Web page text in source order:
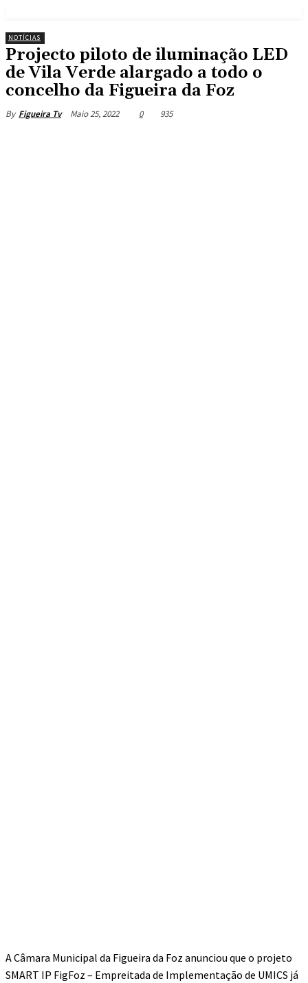
NOTÍCIAS
Projecto piloto de iluminação LED
de Vila Verde alargado a todo o
concelho da Figueira da Foz
By Figueira Tv Maio 25, 2022 0 935
A Câmara Municipal da Figueira da Foz anunciou que o projeto
SMART IP FigFoz – Empreitada de Implementação de UMICS já